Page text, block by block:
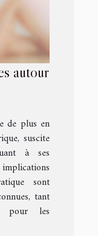
autour
de plus en
suscite
à ses
sont
tant
pour les